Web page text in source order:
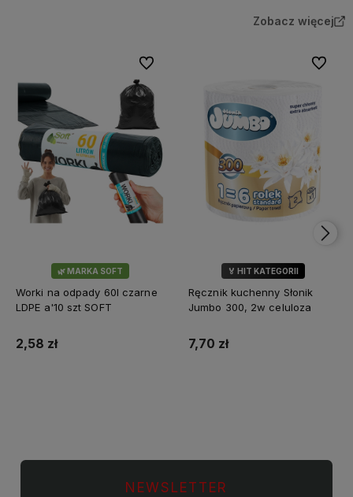
Zobacz więcej
🌿 MARKA SOFT
Worki na odpady 60l czarne
LDPE a'10 szt SOFT
2,58 zł
Do ulubionych
🏅 HIT KATEGORII
💎 WYBÓR KLIENTÓW
Ręcznik kuchenny Słonik
Jumbo 300, 2w celuloza
7,70 zł
Do
NEWSLETTER